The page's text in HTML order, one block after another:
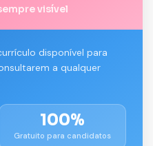
visível
disponível para
a qualquer
100%
Gratuito para candidatos